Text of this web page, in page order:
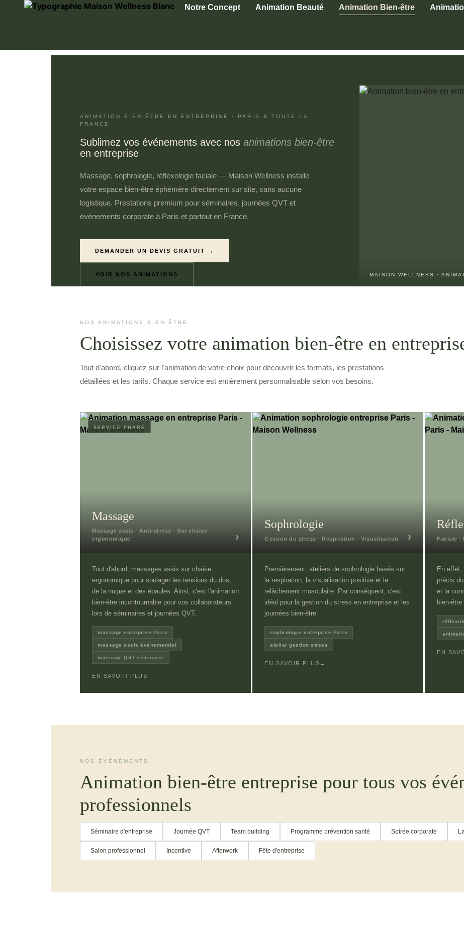
Notre Concept Animation Beauté Animation Bien-être
ANIMATION BIEN-ÊTRE EN ENTREPRISE · PARIS & TOUTE LA
FRANCE
Sublimez vos événements avec nos animations bien-être
en entreprise
Massage, sophrologie, réflexologie faciale — Maison Wellness installe
votre espace bien-être éphémère directement sur site, sans aucune
logistique. Prestations premium pour séminaires, journées QVT et
événements corporate à Paris et partout en France.
DEMANDER UN DEVIS GRATUIT →
VOIR NOS ANIMATIONS MAISON WELLNESS ·
NOS ANIMATIONS BIEN-ÊTRE
Choisissez votre animation bien-être en
Tout d'abord, cliquez sur l'animation de votre choix pour découvrir les formats, les prestations
détaillées et les tarifs. Chaque service est entièrement personnalisable selon vos besoins.
SERVICE PHARE
Massage
Massage assis · Anti-stress · Sur chaise
ergonomique
›
Tout d'abord, massages assis sur chaise
ergonomique pour soulager les tensions du dos,
de la nuque et des épaules. Ainsi, c'est l'animation
bien-être incontournable pour vos collaborateurs
lors de séminaires et journées QVT.
massage entreprise Paris
massage assis événementiel
massage QVT séminaire
EN SAVOIR PLUS →
Sophrologie
Gestion du stress · Respiration · Visualisation ›
Premièrement, ateliers de sophrologie basés sur
la respiration, la visualisation positive et le
relâchement musculaire. Par conséquent, c'est
idéal pour la gestion du stress en entreprise et les
journées bien-être.
sophrologie entreprise Paris
atelier gestion stress
EN SAVOIR PLUS →
Faciale ·
En effet,
précis
et la
bien-
EN
NOS ÉVÉNEMENTS
Animation bien-être entreprise pour tous vos
professionnels
Séminaire d'entreprise Journée QVT Team building Programme prévention santé Soirée corporate
Salon professionnel Incentive Afterwork Fête d'entreprise